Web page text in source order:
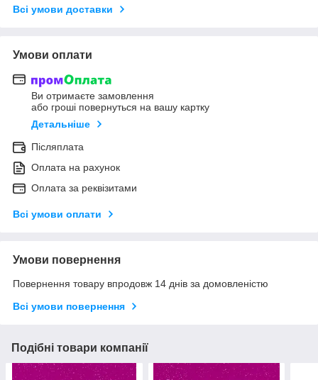
Всі умови доставки
Умови оплати
Ви отримаєте замовлення
або гроші повернуться на вашу картку
Детальніше
Післяплата
Оплата на рахунок
Оплата за реквізитами
Всі умови оплати
Умови повернення
Повернення товару впродовж 14 днів за домовленістю
Всі умови повернення
Подібні товари компанії